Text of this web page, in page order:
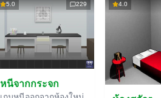
5.0 229
หนีจากกระจก
4.0